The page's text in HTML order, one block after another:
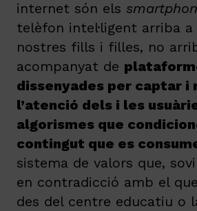
internet són els
telèfon intel·ligent arriba
nostres fills i filles, no
acompanyat de
dissenyades per captar i
l’atenció dels i les
algorismes que
contingut que es
sistema de valors que,
en contradicció amb el
des del centre educatiu o